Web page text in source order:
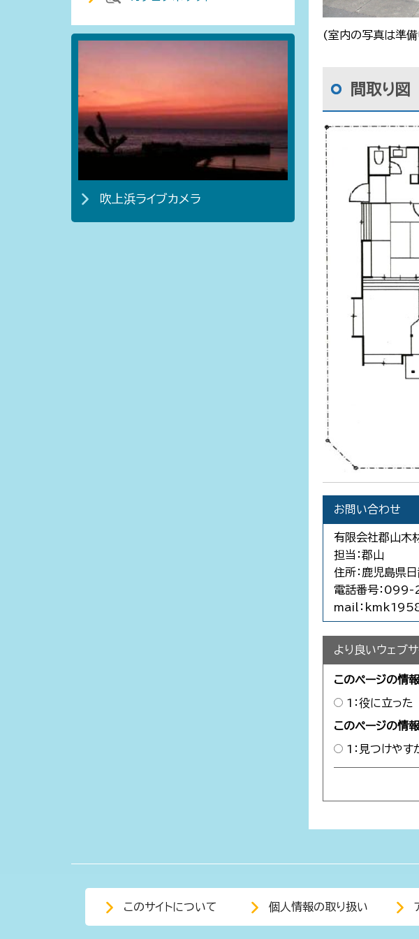
吹上浜ライブカメラ
(室内の写真は準備
間取り図
お問い合わせ
有限会社郡山木
担当：郡山
住所：鹿児島県
電話番号：
mail：
より良いウェブ
このページの情
1：役に立った
このページの情
1：見つけやす
このサイトについて 個人情報の取り扱い